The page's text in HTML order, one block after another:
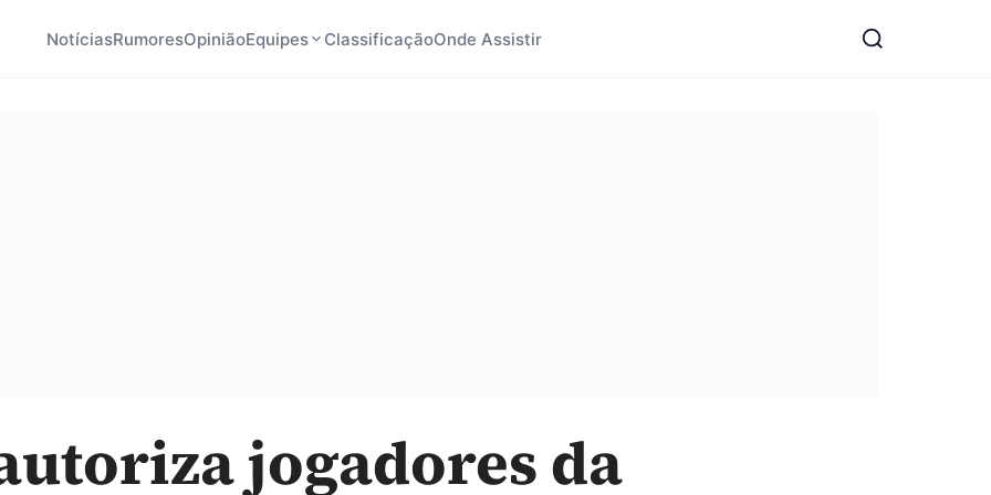
NotíciasRumoresOpiniãoEquipes ClassificaçãoOnde Assistir
jogadores da